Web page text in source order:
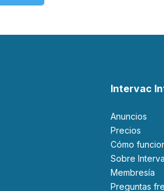
Intervac
Anuncios
Precios
Cómo
Sobre
Membresía
Preguntas